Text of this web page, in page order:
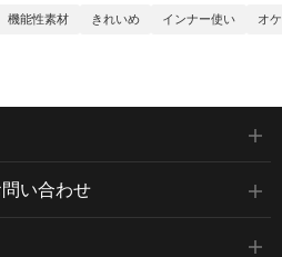
機能性素材 きれいめ インナー使い オ
い合わせ